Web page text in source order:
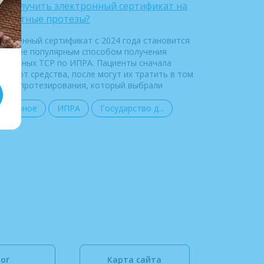
получить электронный сертификат на
протезы?
сертификат с 2024 года становится
популярным способом получения
ТСР по ИПРА. Пациенты сначала
средства, после могут их тратить в том
протезирования, который выбрали
ИПРА Государство д...
Карта сайта